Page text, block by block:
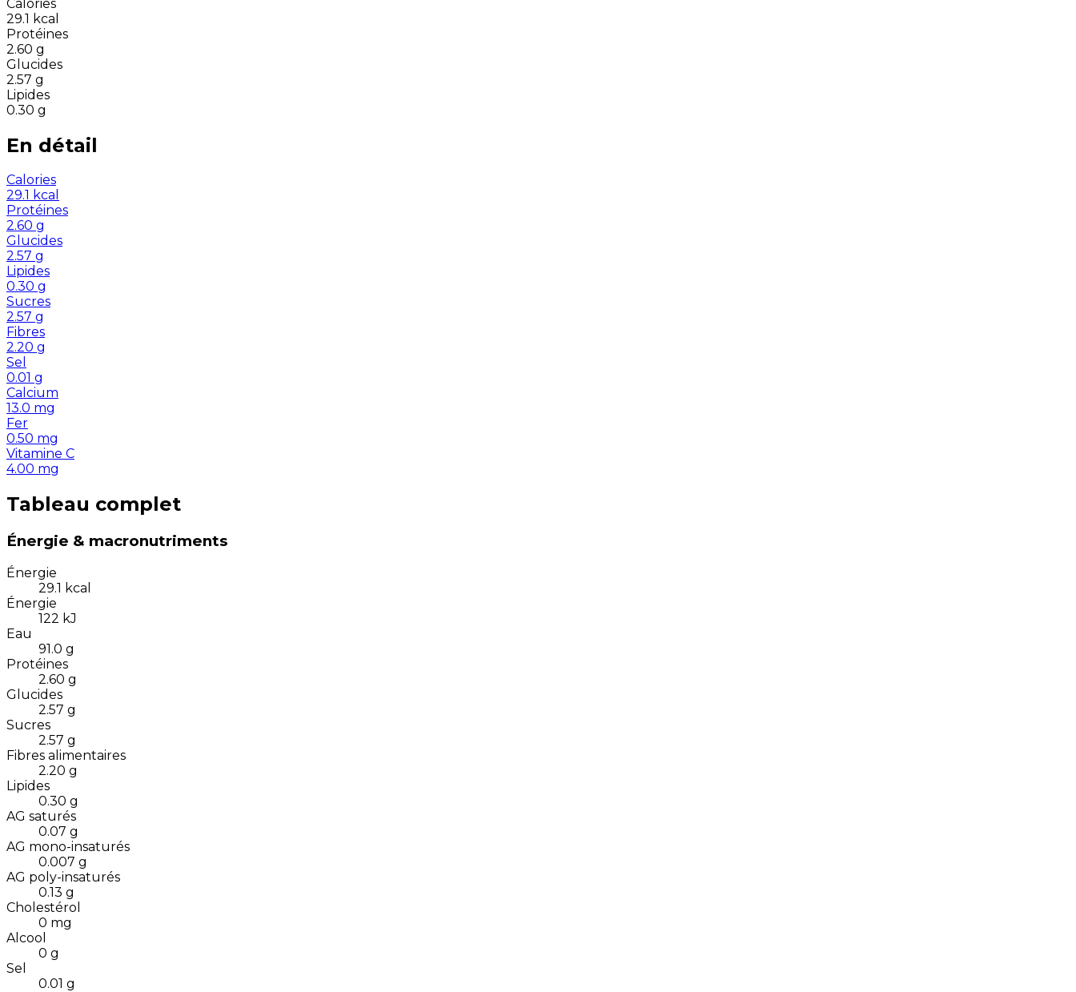
Calories
29.1 kcal
Protéines
2.60 g
Glucides
2.57 g
Lipides
0.30 g
En détail
Calories
29.1 kcal
Protéines
2.60 g
Glucides
2.57 g
Lipides
0.30 g
Sucres
2.57 g
Fibres
2.20 g
Sel
0.01 g
Calcium
13.0 mg
Fer
0.50 mg
Vitamine C
4.00 mg
Tableau complet
Énergie & macronutriments
Énergie
29.1 kcal
Énergie
122 kJ
Eau
91.0 g
Protéines
2.60 g
Glucides
2.57 g
Sucres
2.57 g
Fibres alimentaires
2.20 g
Lipides
0.30 g
AG saturés
0.07 g
AG mono-insaturés
0.007 g
AG poly-insaturés
0.13 g
Cholestérol
0 mg
Alcool
0 g
Sel
0.01 g